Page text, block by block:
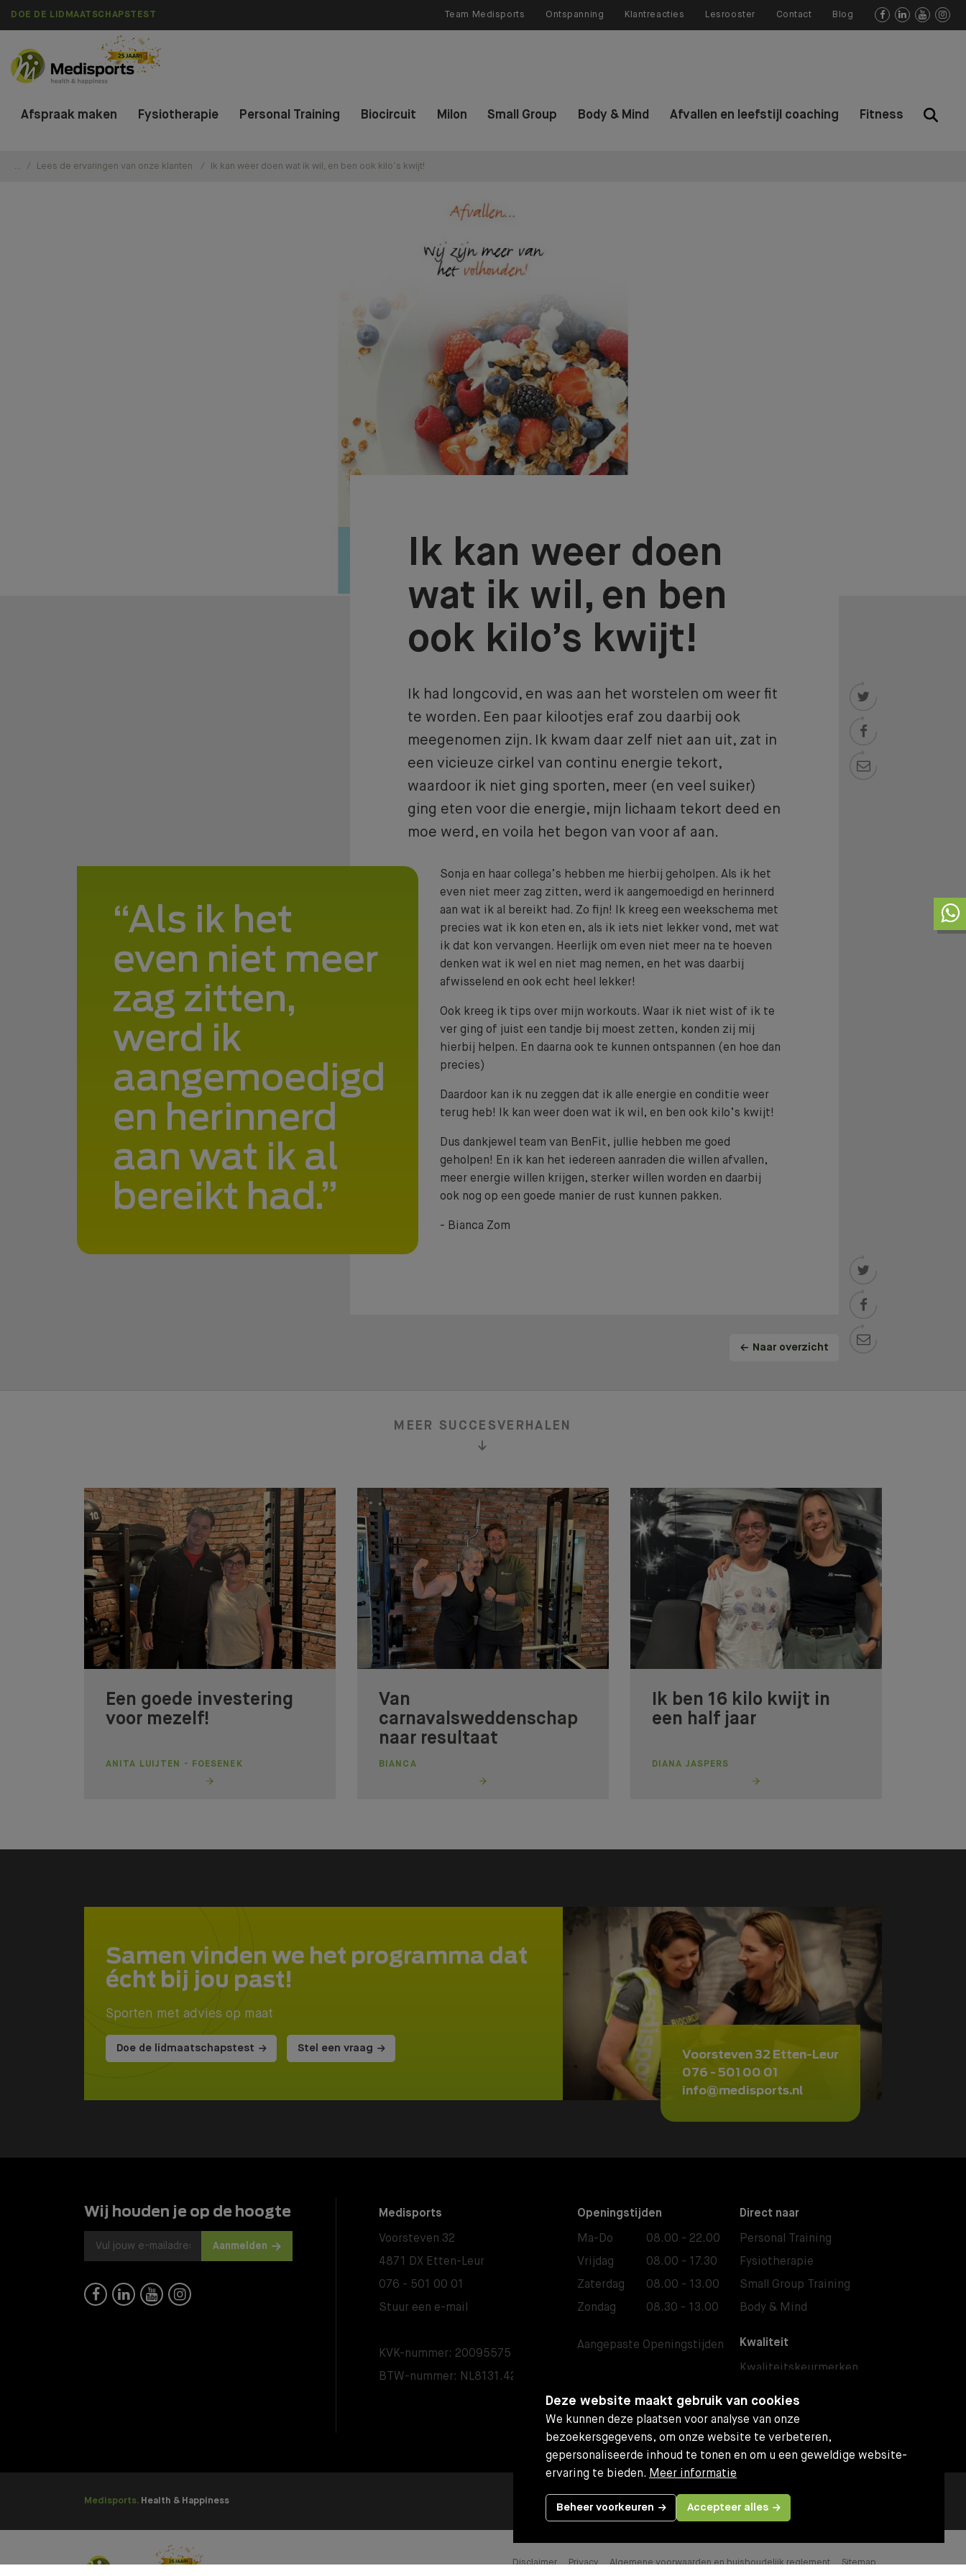
Deze website maakt gebruik van cookies
We kunnen deze plaatsen voor analyse van onze
bezoekersgegevens, om onze website te verbeteren,
gepersonaliseerde inhoud te tonen en om u een geweldige website-
ervaring te bieden. Meer informatie
Beheer voorkeuren Accepteer alles
DOE DE LIDMAATSCHAPSTEST Team Medisports Ontspanning Klantreacties Lesrooster Contact Blog    
Afspraak maken Fysiotherapie Personal Training Biocircuit Milon Small Group Body & Mind Afvallen en leefstijl coaching Fitness
... Lees de ervaringen van onze klanten Ik kan weer doen wat ik wil, en ben ook kilo’s kwijt!
Ik kan weer doen
wat ik wil, en ben
ook kilo’s kwijt!



Ik had longcovid, en was aan het worstelen om weer fit
te worden. Een paar kilootjes eraf zou daarbij ook
meegenomen zijn. Ik kwam daar zelf niet aan uit, zat in
een vicieuze cirkel van continu energie tekort,
waardoor ik niet ging sporten, meer (en veel suiker)
ging eten voor die energie, mijn lichaam tekort deed en
moe werd, en voila het begon van voor af aan.
Als ik het
even niet meer
zag zitten,
werd ik
aangemoedigd
en herinnerd
aan wat ik al
bereikt had.
Sonja en haar collega’s hebben me hierbij geholpen. Als ik het
even niet meer zag zitten, werd ik aangemoedigd en herinnerd
aan wat ik al bereikt had. Zo fijn! Ik kreeg een weekschema met
precies wat ik kon eten en, als ik iets niet lekker vond, met wat
ik dat kon vervangen. Heerlijk om even niet meer na te hoeven
denken wat ik wel en niet mag nemen, en het was daarbij
afwisselend en ook echt heel lekker!
Ook kreeg ik tips over mijn workouts. Waar ik niet wist of ik te
ver ging of juist een tandje bij moest zetten, konden zij mij
hierbij helpen. En daarna ook te kunnen ontspannen (en hoe dan
precies)
Daardoor kan ik nu zeggen dat ik alle energie en conditie weer
terug heb! Ik kan weer doen wat ik wil, en ben ook kilo’s kwijt!
Dus dankjewel team van BenFit, jullie hebben me goed
geholpen! En ik kan het iedereen aanraden die willen afvallen,
meer energie willen krijgen, sterker willen worden en daarbij
ook nog op een goede manier de rust kunnen pakken.
- Bianca Zom



Naar overzicht
MEER SUCCESVERHALEN
Een goede investering
voor mezelf!
ANITA LUIJTEN - FOESENEK
Van
carnavalsweddenschap
naar resultaat
BIANCA
Ik ben 16 kilo kwijt in
een half jaar
DIANA JASPERS
Voorsteven 32 Etten-Leur
076 - 501 00 01
info@medisports.nl
Samen vinden we het programma dat
écht bij jou past!
Sporten met advies op maat
Doe de lidmaatschapstest Stel een vraag
Wij houden je op de hoogte
Aanmelden
   
Medisports
Voorsteven 32
4871 DX Etten-Leur
076 - 501 00 01
Stuur een e-mail
KVK-nummer: 20095575
BTW-nummer: NL8131.42.799.B01
Openingstijden
Ma-Do
08.00 - 22.00
Vrijdag
08.00 - 17.30
Zaterdag
08.00 - 13.00
Zondag
08.30 - 13.00
Aangepaste Openingstijden
Direct naar
Personal Training
Fysiotherapie
Small Group Training
Body & Mind
Kwaliteit
Kwaliteitskeurmerken
Fitness Etten-Leur
Medisports. Health & Happiness
Disclaimer Privacy Algemene voorwaarden en huishoudelijk reglement Sitemap
Lidmaatschapstest
BENIEUWD WAT BIJ JE PAST?